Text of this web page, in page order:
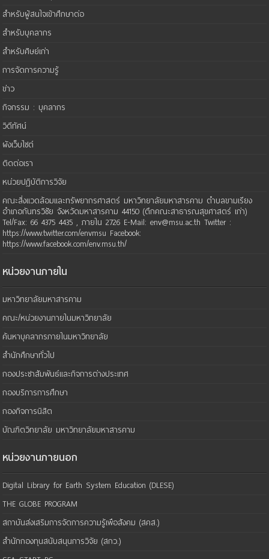
สำหรับผู้สนใจเข้าศึกษาต่อ
สำหรับบุคลากร
สำหรับศิษย์เก่า
การจัดการความรู้
ข่าว
กิจกรรม : บุคลากร
วิดีทัศน์
ผังเว็บไซต์
ติดต่อเรา
หน่วยปฏิบัติการวิจัย
คณะสิ่งแวดล้อมและทรัพยากรศาสตร์ มหาวิทยาลัยมหาสารคาม ตำบลขามเรียง
อำเภอกันทรวิชัย จังหวัดมหาสารคาม 44150 (ตึกคณะสาธารณสุขศาสตร์ เก่า)
Tel/Fax: 66 4375 4435 , ภายใน 2726 E-Mail: env@msu.ac.th Twitter :
https://www.twitter.com/envmsu Facebook:
https://www.facebook.com/env.msu.th/
หน่วยงานภายใน
มหาวิทยาลัยมหาสารคาม
คณะ/หน่วยงานภายในมหาวิทยาลัย
ค้นหาบุคลากรภายในมหาวิทยาลัย
สำนักศึกษาทั่วไป
กองประชาสัมพันธ์และกิจการต่างประเทศ
กองบริการการศึกษา
กองกิจการนิสิต
บัณฑิตวิทยาลัย มหาวิทยาลัยมหาสารคาม
หน่วยงานภายนอก
Digital Library for Earth System Education (DLESE)
THE GLOBE PROGRAM
สถาบันส่งเสริมการจัดการความรู้เพือสังคม (สคส.)
สำนักกองทุนสนับสนุนการวิจัย (สกว.)